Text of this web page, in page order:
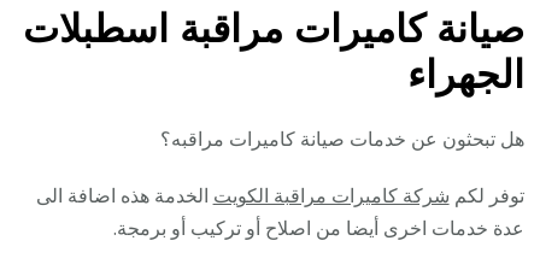
صيانة كاميرات مراقبة اسطبلات
الجهراء
هل تبحثون عن خدمات صيانة كاميرات مراقبه؟
توفر لكم شركة كاميرات مراقبة الكويت الخدمة هذه اضافة الى
عدة خدمات اخرى أيضا من اصلاح أو تركيب أو برمجة.